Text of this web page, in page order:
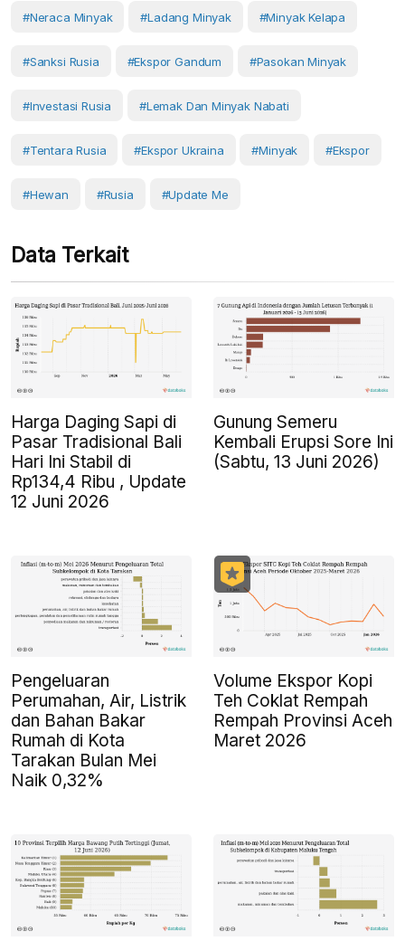
#neraca Minyak #ladang Minyak #minyak Kelapa
#sanksi Rusia #ekspor Gandum #pasokan Minyak
#investasi Rusia #lemak Dan Minyak Nabati
#tentara Rusia #ekspor Ukraina #Minyak #Ekspor
#Hewan #Rusia #Update Me
Data Terkait
Harga Daging Sapi di
Pasar Tradisional Bali
Hari Ini Stabil di
Rp134,4 Ribu , Update
12 Juni 2026
Gunung Semeru
Kembali Erupsi Sore Ini
(Sabtu, 13 Juni 2026)
Pengeluaran
Perumahan, Air, Listrik
dan Bahan Bakar
Rumah di Kota
Tarakan Bulan Mei
Naik 0,32%
Volume Ekspor Kopi
Teh Coklat Rempah
Rempah Provinsi Aceh
Maret 2026